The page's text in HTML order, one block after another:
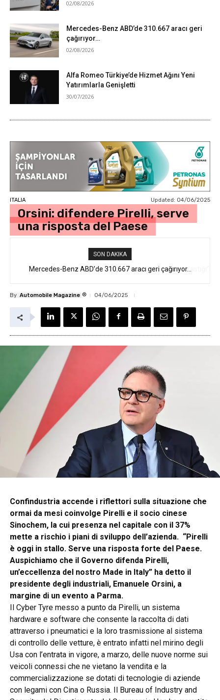
02/08/2026
Mercedes-Benz ABD’de 310.667 aracı geri
çağırıyor…
02/08/2026
Alfa Romeo Türkiye’de Hizmet Ağını Yeni
Yatırımlarla Genişletti
30/07/2026